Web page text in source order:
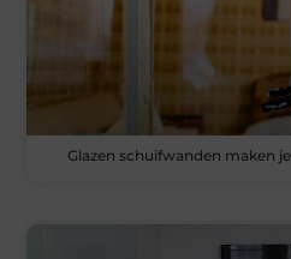
Glazen schuifwanden maken